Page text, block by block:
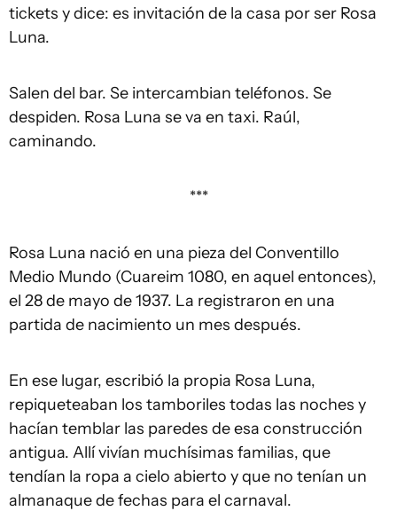
tickets y dice: es invitación de la casa por ser Rosa
Luna.
Salen del bar. Se intercambian teléfonos. Se
despiden. Rosa Luna se va en taxi. Raúl,
caminando.
***
Rosa Luna nació en una pieza del Conventillo
Medio Mundo (Cuareim 1080, en aquel entonces),
el 28 de mayo de 1937. La registraron en una
partida de nacimiento un mes después.
En ese lugar, escribió la propia Rosa Luna,
repiqueteaban los tamboriles todas las noches y
hacían temblar las paredes de esa construcción
antigua. Allí vivían muchísimas familias, que
tendían la ropa a cielo abierto y que no tenían un
almanaque de fechas para el carnaval.